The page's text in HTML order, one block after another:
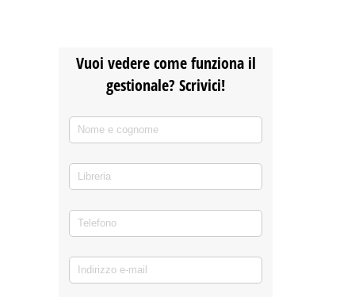
Vuoi vedere come funziona il
gestionale? Scrivici!
Nome e cognome
Libreria
Telefono
Indirizzo e-mail(richiesto)